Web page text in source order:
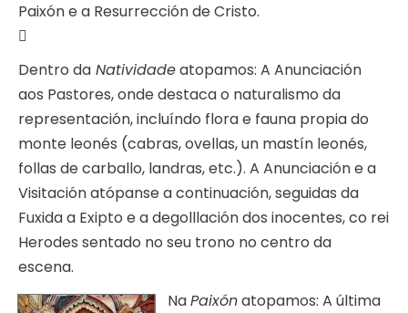
Paixón e a Resurrección de Cristo.

Dentro da Natividadeatopamos: A Anunciación
aos Pastores, onde destaca o naturalismo da
representación, incluíndo flora e fauna propia do
monte leonés (cabras, ovellas, un mastín leonés,
follas de carballo, landras, etc.). A Anunciación e a
Visitación atópanse a continuación, seguidas da
Fuxida a Exipto e a degolllación dos inocentes, co rei
Herodes sentado no seu trono no centro da
escena.
NaPaixónatopamos: A última